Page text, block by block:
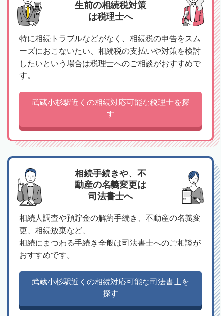
生前の相続税対策
は税理士へ
特に相続トラブルなどがなく、相続税の申告をスム
ーズにおこないたい、相続税の支払いや対策を検討
したいという場合は税理士へのご相談がおすすめで
す。
武蔵小杉駅近くの相続対応可能な税理士を探
す
相続手続きや、不
動産の名義変更は
司法書士へ
相続人調査や預貯金の解約手続き、不動産の名義変
更、相続放棄など、
相続にまつわる手続き全般は司法書士へのご相談が
おすすめです。
武蔵小杉駅近くの相続対応可能な司法書士を
探す